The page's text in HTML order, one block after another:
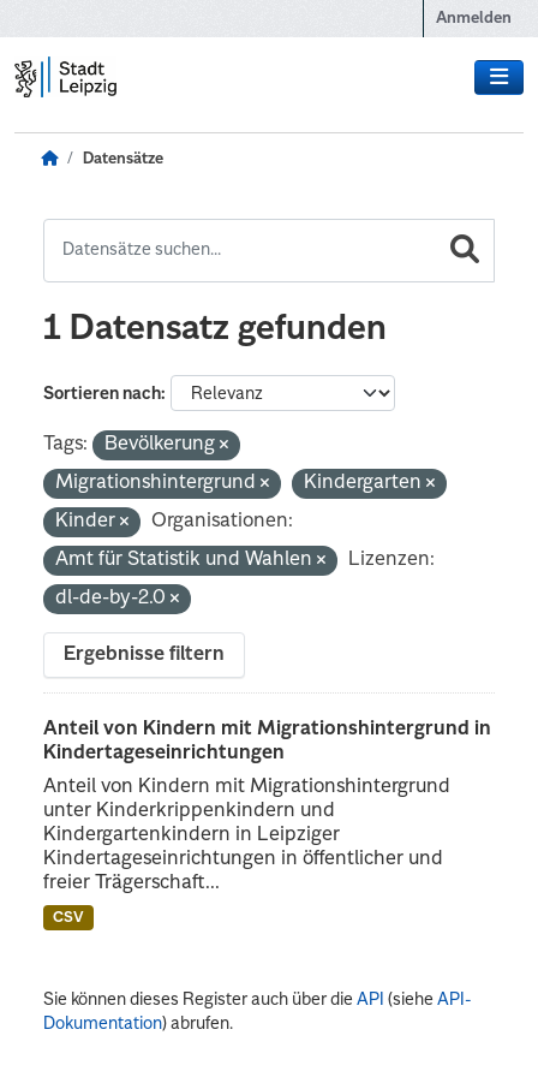
Anmelden
Datensätze
1 Datensatz gefunden
Sortieren nach
Tags:
Bevölkerung
Migrationshintergrund
Kindergarten
Kinder
Organisationen:
Amt für Statistik und Wahlen
Lizenzen:
dl-de-by-2.0
Ergebnisse filtern
Anteil von Kindern mit Migrationshintergrund in
Kindertageseinrichtungen
Anteil von Kindern mit Migrationshintergrund
unter Kinderkrippenkindern und
Kindergartenkindern in Leipziger
Kindertageseinrichtungen in öffentlicher und
freier Trägerschaft...
CSV
Sie können dieses Register auch über dieAPI (sieheAPI-
Dokumentation) abrufen.